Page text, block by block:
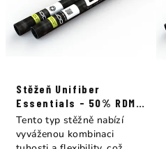
Stěžeň Unifiber
Essentials - 50% RDM
Constant
Tento typ stěžně nabízí
vyváženou kombinaci